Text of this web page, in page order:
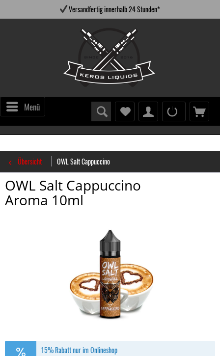
Versandfertig innerhalb 24 Stunden*
Menü
Übersicht OWL Salt Cappuccino
OWL Salt Cappuccino
Aroma 10ml
15% Rabatt nur im Onlineshop